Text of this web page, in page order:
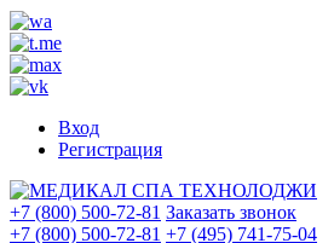
Вход
Регистрация
+7 (800) 500-72-81 Заказать звонок
+7 (800) 500-72-81 +7 (495) 741-75-04